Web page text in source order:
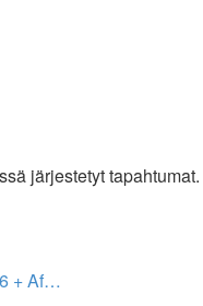
järjestetyt tapahtumat.
+ Af…